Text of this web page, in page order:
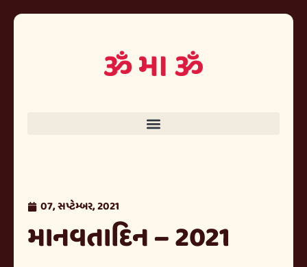
07, સપ્ટેમ્બર, 2021
માનવતાદિન – 2021